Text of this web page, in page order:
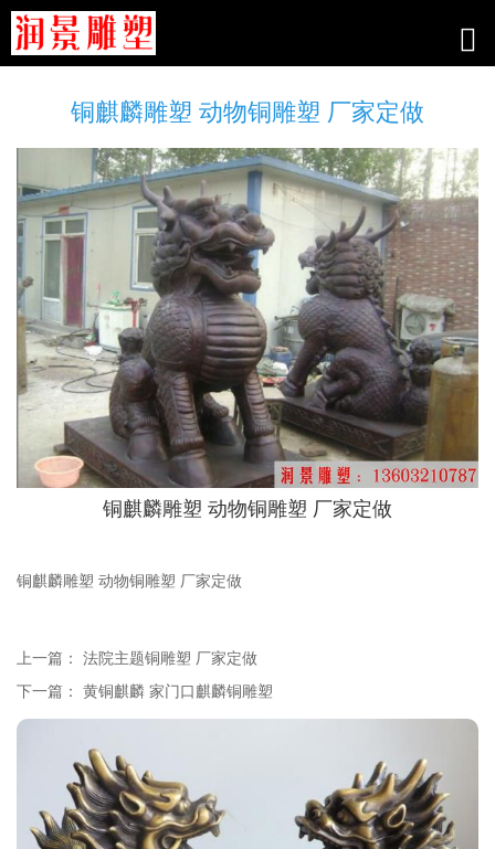
铜麒麟雕塑 动物铜雕塑 厂家定做
铜麒麟雕塑 动物铜雕塑 厂家定做
铜麒麟雕塑 动物铜雕塑 厂家定做
上一篇： 法院主题铜雕塑 厂家定做
下一篇： 黄铜麒麟 家门口麒麟铜雕塑